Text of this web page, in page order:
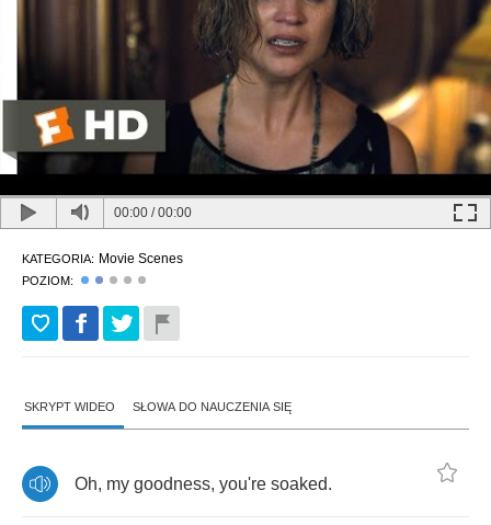
00:00 /00:00
KATEGORIA: Movie Scenes
POZIOM:
SKRYPT WIDEO SŁOWA DO NAUCZENIA SIĘ
Oh, my goodness, you're soaked.